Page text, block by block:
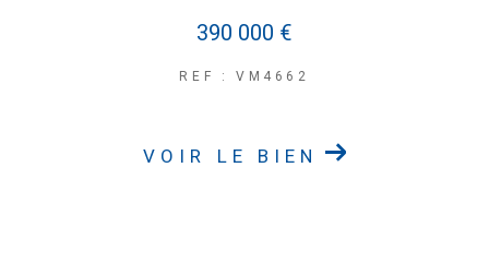
390 000 €
REF : VM4662
VOIR LE BIEN